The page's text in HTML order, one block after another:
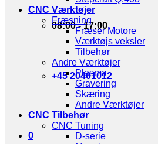
08:00 - 17:00
+45 20401012
0
CNC Værktøjer
Fræsning
Fræser Motore
Værktøjs veksler
Tilbehør
Andre Værktøjer
Plasma
Gravering
Skæring
Andre Værktøjer
CNC Tilbehør
CNC Tuning
D-serie